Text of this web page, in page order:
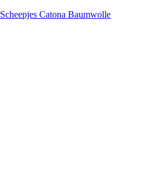
Scheepjes Catona Baumwolle